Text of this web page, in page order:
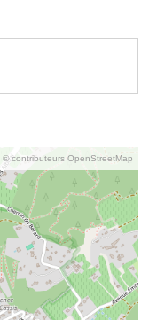
© contributeurs OpenStreetMap